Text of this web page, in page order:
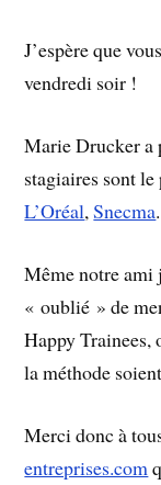
J’espère que
vendredi soir !
Marie Drucker a
stagiaires sont
L’Oréal,Snecma.
Même notre ami
« oublié » de
Happy Trainees,
la méthode
Merci donc à
entreprises.com